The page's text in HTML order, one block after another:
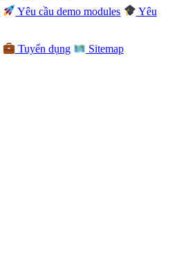
Yêu cầu demo modules
Yêu
Tuyển dụng
Sitemap